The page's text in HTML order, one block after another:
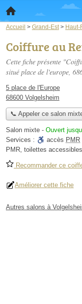
Accueil > Grand-Est > Haut-
Coiffure au
Cette fiche présente
situé place de l'europe,
5 place de l'Europe
68600 Volgelsheim
📞 Appeler ce salon
Salon mixte - Ouvert
Services :
accès PMR
PMR, toilettes
Recommander ce
Améliorer cette fiche
Autres salons à